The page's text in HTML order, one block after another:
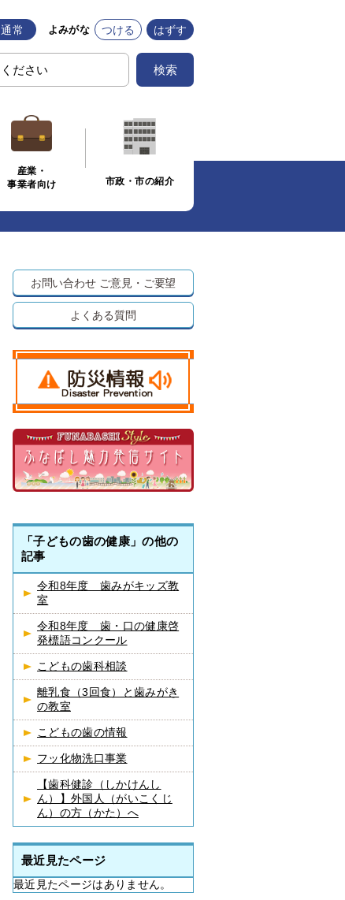
通常 よみがな つける はずす
検索
産業・
事業者向け
市政・市の紹介
お問い合わせ ご意見・ご要望
よくある質問
「子どもの歯の健康」の他の
記事
令和8年度 歯みがキッズ教
室
令和8年度 歯・口の健康啓
発標語コンクール
こどもの歯科相談
離乳食（3回食）と歯みがき
の教室
こどもの歯の情報
フッ化物洗口事業
【歯科健診（しかけんし
ん）】外国人（がいこくじ
ん）の方（かた）へ
最近見たページ
最近見たページはありません。